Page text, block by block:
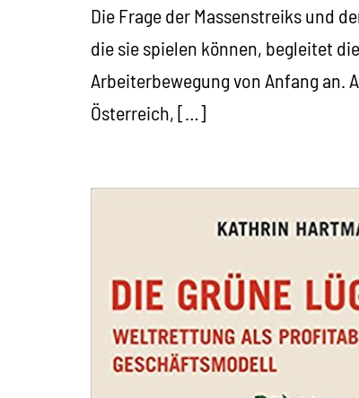
Die Frage der Massenstreiks und
die sie spielen können, begleitet die
Arbeiterbewegung von Anfang an.
Österreich, […]